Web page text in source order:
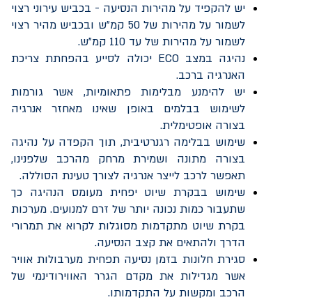
יש להקפיד על מהירות הנסיעה - בכביש עירוני רצוי
לשמור על מהירות של 50 קמ”ש ובכביש מהיר רצוי
לשמור על מהירות של עד 110 קמ"ש.
נהיגה במצבECO יכולה לסייע בהפחתת צריכת
האנרגיה ברכב.
יש להימנע מבלימות פתאומיות, אשר גורמות
לשימוש בבלמים באופן שאינו מאחזר אנרגיה
בצורה אופטימלית.
שימוש בבלימה רגנרטיבית, תוך הקפדה על נהיגה
בצורה מתונה ושמירת מרחק מהרכב שלפנינו,
תאפשר לרכב לייצר אנרגיה לצורך טעינת הסוללה.
שימוש בבקרת שיוט יפחית מעומס הנהיגה כך
שתעבור כמות נכונה יותר של זרם למנועים. מערכות
בקרת שיוט מתקדמות מסוגלות לקרוא את תמרורי
הדרך ולהתאים את קצב הנסיעה.
סגירת חלונות בזמן נסיעה תפחית מערבולות אוויר
אשר מגדילות את מקדם הגרר האווירודינמי של
הרכב ומקשות על התקדמותו.